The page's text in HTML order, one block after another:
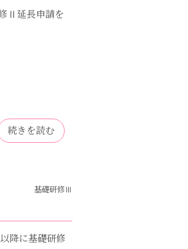
Ⅱ延長申請を
続きを読む
基礎研修Ⅲ
降に基礎研修